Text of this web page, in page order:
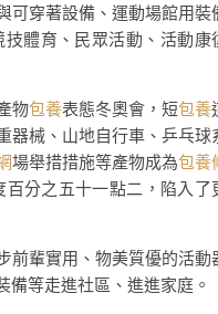
可穿著設備、運動場館用裝
技體育、民眾活動、活動康
物包養表態冬奧會，短包養
器械、山地自行車、乒乓球
場舉措措施等產物成為包養
分之五十一點二，陷入了
前輩實用、物美質優的活動
等走進社區、進進家庭。